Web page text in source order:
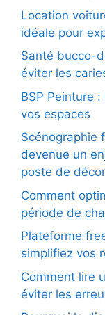
Location
idéale pour
Santé bucco-
éviter les
BSP Peinture
vos espaces
Scénographie
devenue un
poste de
Comment
période de
Plateforme
simplifiez vos
Comment lire
éviter les